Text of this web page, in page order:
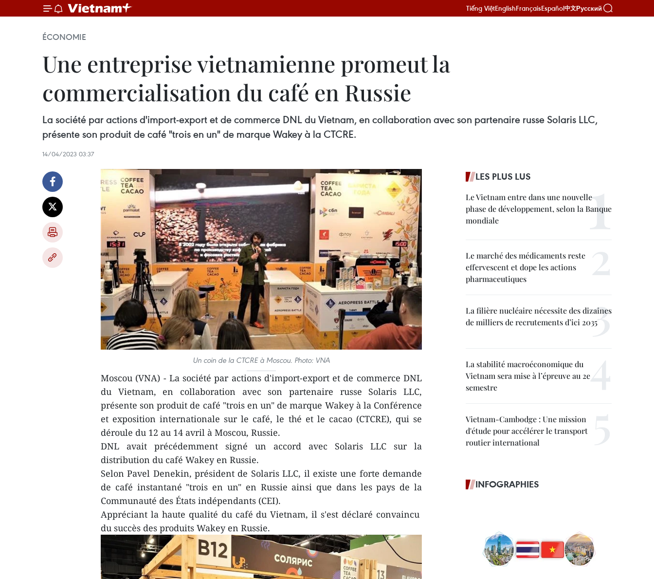
Tiếng ViệtEnglishFrançaisEspañol中文Русский
ÉCONOMIE
Une entreprise vietnamienne promeut la
commercialisation du café en Russie
La société par actions d'import-export et de commerce DNL du Vietnam, en collaboration avec son partenaire russe Solaris LLC,
présente son produit de café "trois en un" de marque Wakey à la CTCRE.
14/04/2023 03:37
Un coin de la CTCRE à Moscou. Photo: VNA
Moscou (VNA) - La société par actions d'import-export et de commerce DNL
du Vietnam, en collaboration avec son partenaire russe Solaris LLC,
présente son produit de café "trois en un" de marque Wakey à la Conférence
et exposition internationale sur le café, le thé et le cacao (CTCRE), qui se
déroule du 12 au 14 avril à Moscou, Russie.
DNL avait précédemment signé un accord avec Solaris LLC sur la
distribution du café Wakey en Russie.
Selon Pavel Denekin, président de Solaris LLC, il existe une forte demande
de café instantané "trois en un" en Russie ainsi que dans les pays de la
Communauté des États indépendants (CEI).
Appréciant la haute qualité du café du Vietnam, il s'est déclaré convaincu
du succès des produits Wakey en Russie.
LES PLUS LUS
Le Vietnam entre dans une nouvelle
phase de développement, selon la Banque
mondiale
Le marché des médicaments reste
effervescent et dope les actions
pharmaceutiques
La filière nucléaire nécessite des dizaines
de milliers de recrutements d’ici 2035
La stabilité macroéconomique du
Vietnam sera mise à l’épreuve au 2e
semestre
Vietnam-Cambodge : Une mission
d'étude pour accélérer le transport
routier international
INFOGRAPHIES